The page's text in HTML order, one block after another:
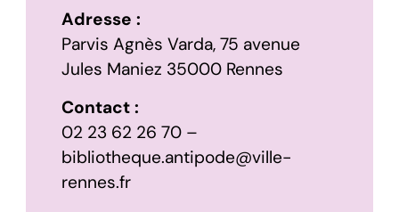
Adresse :
Parvis Agnès Varda, 75 avenue
Jules Maniez 35000 Rennes
Contact :
02 23 62 26 70 –
bibliotheque.antipode@ville-
rennes.fr